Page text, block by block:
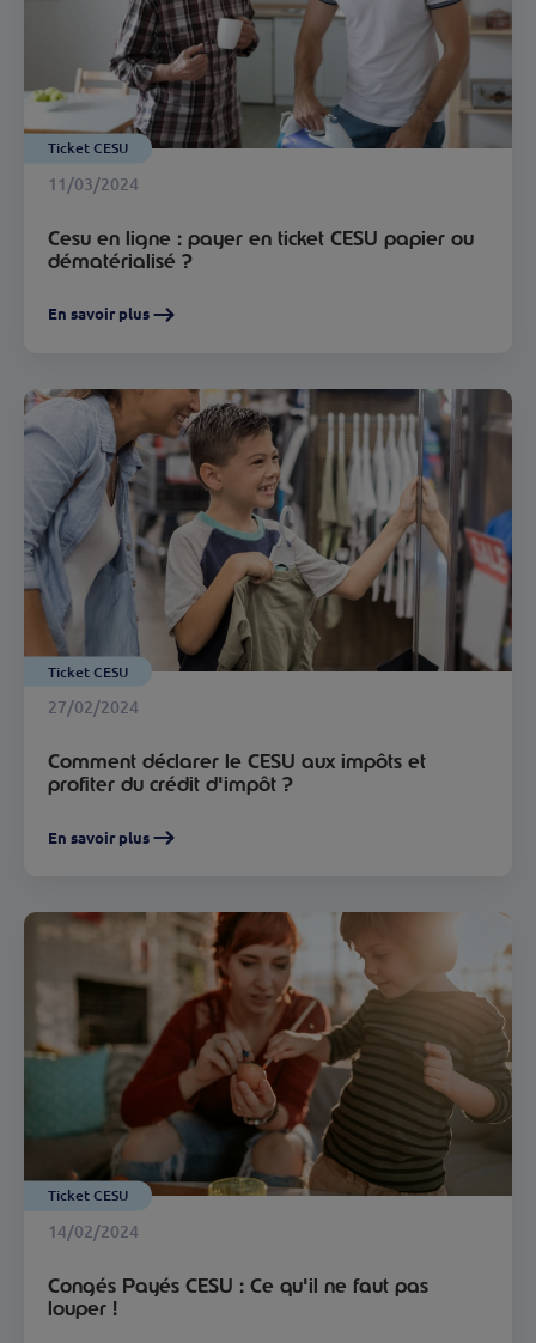
Ticket CESU
11/03/2024
Cesu en ligne : payer en ticket CESU papier ou
dématérialisé ?
En savoir plus
Ticket CESU
27/02/2024
Comment déclarer le CESU aux impôts et
profiter du crédit d'impôt ?
En savoir plus
Ticket CESU
14/02/2024
Congés Payés CESU : Ce qu'il ne faut pas
louper !